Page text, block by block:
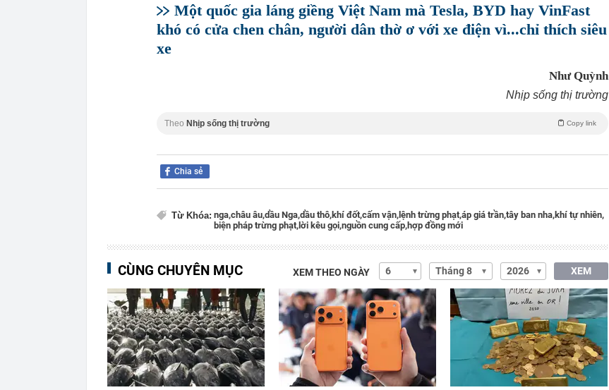
Một quốc gia láng giềng Việt Nam mà Tesla, BYD hay VinFast
khó có cửa chen chân, người dân thờ ơ với xe điện vì...chỉ thích siêu
xe
Như Quỳnh
Nhịp sống thị trường
Theo Nhịp sống thị trường Copy link
Chia sẻ
Từ Khóa: nga,châu âu,dầu Nga,dầu thô,khí đốt,cấm vận,lệnh trừng phạt,áp giá trần,tây ban nha,khí tự nhiên,
biện pháp trừng phạt,lời kêu gọi,nguồn cung cấp,hợp đồng mới
CÙNG CHUYÊN MỤC XEM THEO NGÀY XEM